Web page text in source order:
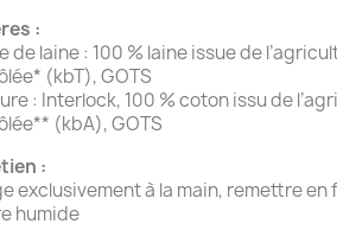
:
de laine : 100 % laine issue de
(kbT), GOTS
: Interlock, 100 % coton issu de
(kbA), GOTS
:
exclusivement à la main, remettre en
humide